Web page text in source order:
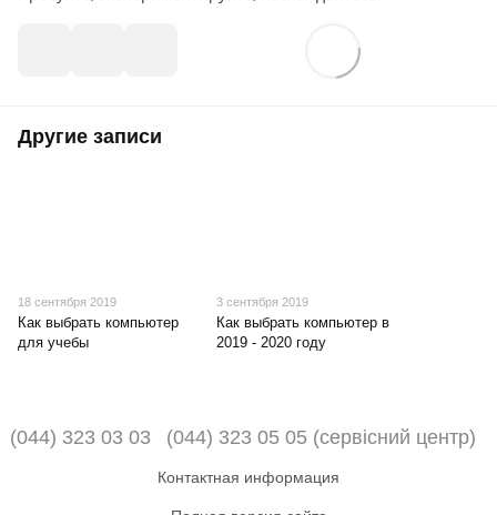
Другие записи
18 сентября 2019
Как выбрать компьютер
для учебы
3 сентября 2019
Как выбрать компьютер в
2019 - 2020 году
(044) 323 03 03 (044) 323 05 05 (сервісний центр)
Контактная информация